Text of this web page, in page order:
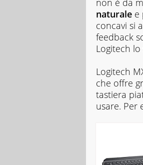
non è da
naturale e
concavi si
feedback
Logitech
Logitech
che offre
tastiera
usare. Per